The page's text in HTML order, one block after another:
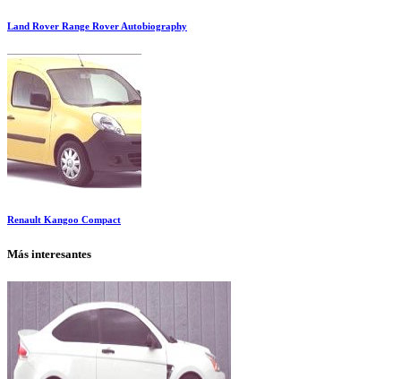
Land Rover Range Rover Autobiography
Renault Kangoo Compact
Más interesantes